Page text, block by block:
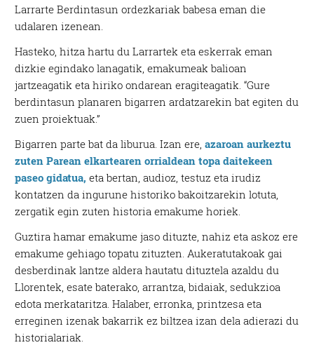
Larrarte Berdintasun ordezkariak babesa eman die
udalaren izenean.
Hasteko, hitza hartu du Larrartek eta eskerrak eman
dizkie egindako lanagatik, emakumeak balioan
jartzeagatik eta hiriko ondarean eragiteagatik. “Gure
berdintasun planaren bigarren ardatzarekin bat egiten du
zuen proiektuak.”
Bigarren parte bat da liburua. Izan ere, azaroan aurkeztu
zuten Parean elkartearen orrialdean topa daitekeen
paseo gidatua, eta bertan, audioz, testuz eta irudiz
kontatzen da ingurune historiko bakoitzarekin lotuta,
zergatik egin zuten historia emakume horiek.
Guztira hamar emakume jaso dituzte, nahiz eta askoz ere
emakume gehiago topatu zituzten. Aukeratutakoak gai
desberdinak lantze aldera hautatu dituztela azaldu du
Llorentek, esate baterako, arrantza, bidaiak, sedukzioa
edota merkataritza. Halaber, erronka, printzesa eta
erreginen izenak bakarrik ez biltzea izan dela adierazi du
historialariak.